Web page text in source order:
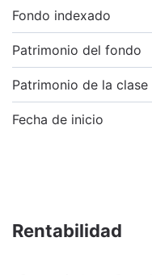
Fondo indexado
Patrimonio del fondo
Patrimonio de la clase
Fecha de inicio
Rentabilidad